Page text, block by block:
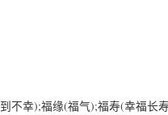
不幸);福缘(福气);福寿(幸福长